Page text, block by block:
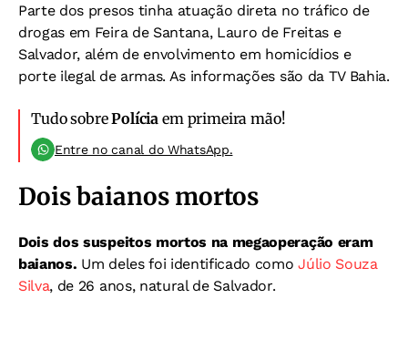
Parte dos presos tinha atuação direta no tráfico de
drogas em Feira de Santana, Lauro de Freitas e
Salvador, além de envolvimento em homicídios e
porte ilegal de armas. As informações são da TV Bahia.
Tudo sobrePolícia em primeira mão!
Entre no canal do WhatsApp.
Dois baianos mortos
Dois dos suspeitos mortos na megaoperação eram
baianos. Um deles foi identificado comoJúlio Souza
Silva, de 26 anos, natural de Salvador.